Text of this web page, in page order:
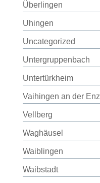
Überlingen
Uhingen
Uncategorized
Untergruppenbach
Untertürkheim
Vaihingen an der Enz
Vellberg
Waghäusel
Waiblingen
Waibstadt